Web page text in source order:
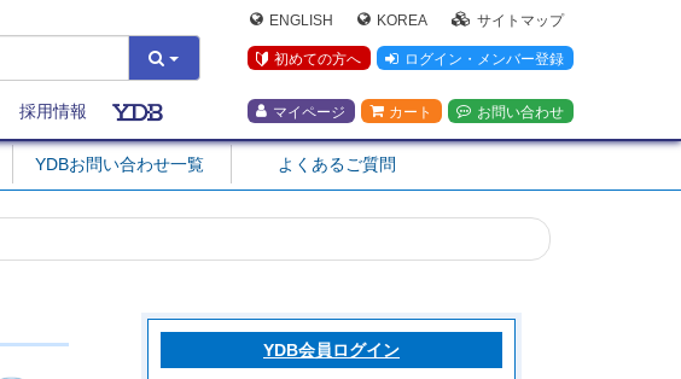
ENGLISH KOREA サイトマップ
初めての方へ ログイン・メンバー登録
マイページ カート お問い合わせ
採用情報
YDBお問い合わせ一覧 よくあるご質問
YDB会員ログイン